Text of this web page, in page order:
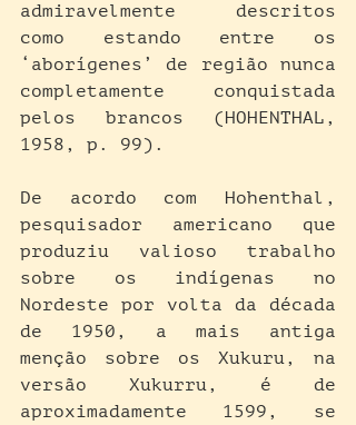
admiravelmente descritos
como estando entre os
‘aborígenes’ de região nunca
completamente conquistada
pelos brancos (HOHENTHAL,
1958, p. 99).
De acordo com Hohenthal,
pesquisador americano que
produziu valioso trabalho
sobre os indígenas no
Nordeste por volta da década
de 1950, a mais antiga
menção sobre os Xukuru, na
versão Xukurru, é de
aproximadamente 1599, se